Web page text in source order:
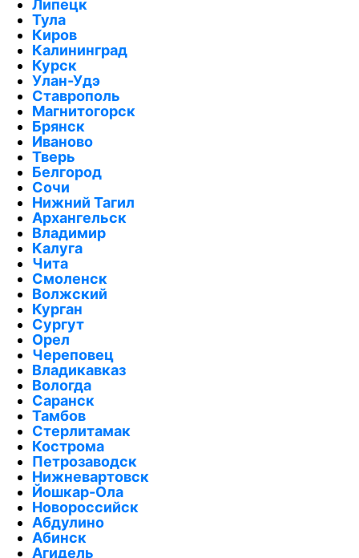
Липецк
Тула
Киров
Калининград
Курск
Улан-Удэ
Ставрополь
Магнитогорск
Брянск
Иваново
Тверь
Белгород
Сочи
Нижний Тагил
Архангельск
Владимир
Калуга
Чита
Смоленск
Волжский
Курган
Сургут
Орел
Череповец
Владикавказ
Вологда
Саранск
Тамбов
Стерлитамак
Кострома
Петрозаводск
Нижневартовск
Йошкар-Ола
Новороссийск
Абдулино
Абинск
Агидель